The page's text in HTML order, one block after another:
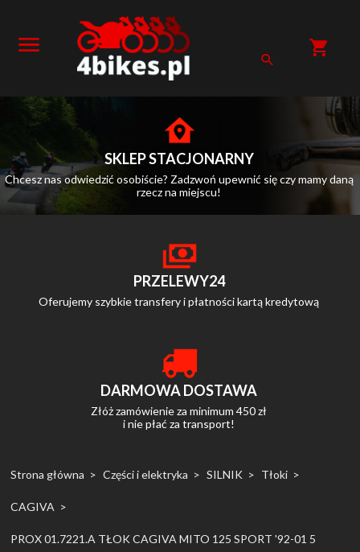
SKLEP STACJONARNY
Chcesz nas odwiedzić osobiście? Zadzwoń upewnić się czy mamy daną
rzecz na miejscu!
PRZELEWY24
Oferujemy szybkie transfery i płatności kartą kredytową
DARMOWA DOSTAWA
Złóż zamówienie za minimum 450 zł
i nie płać za transport!
Strona główna Części i elektryka SILNIK Tłoki
CAGIVA
PROX 01.7221.A TŁOK CAGIVA MITO 125 SPORT '92-01 5